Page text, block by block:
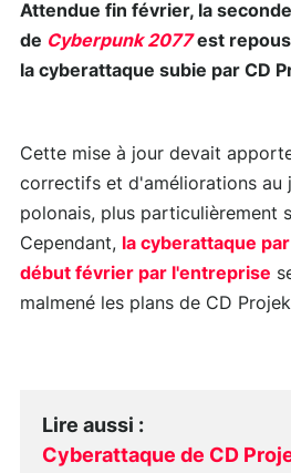
Attendue fin février, la
de Cyberpunk 2077est
la cyberattaque subie par CD
Cette mise à jour devait
correctifs et d'améliorations au
polonais, plus particulièrement
Cependant, la cyberattaque
début février par l'entreprise
malmené les plans de CD
Lire aussi :
Cyberattaque de CD